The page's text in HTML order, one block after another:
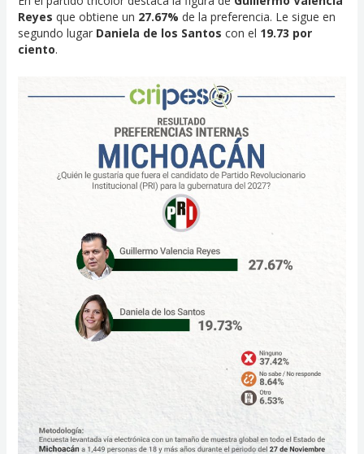
Reyes que obtiene un 27.67% de la preferencia. Le sigue en
segundo lugarDaniela de los Santos con el 19.73 por
ciento.